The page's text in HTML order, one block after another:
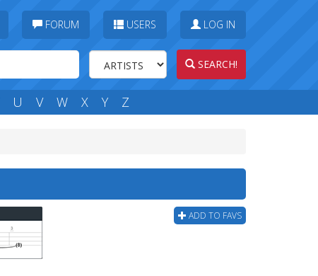
FORUM USERS LOG IN
SEARCH!
U V W X Y Z
ADD TO FAVS